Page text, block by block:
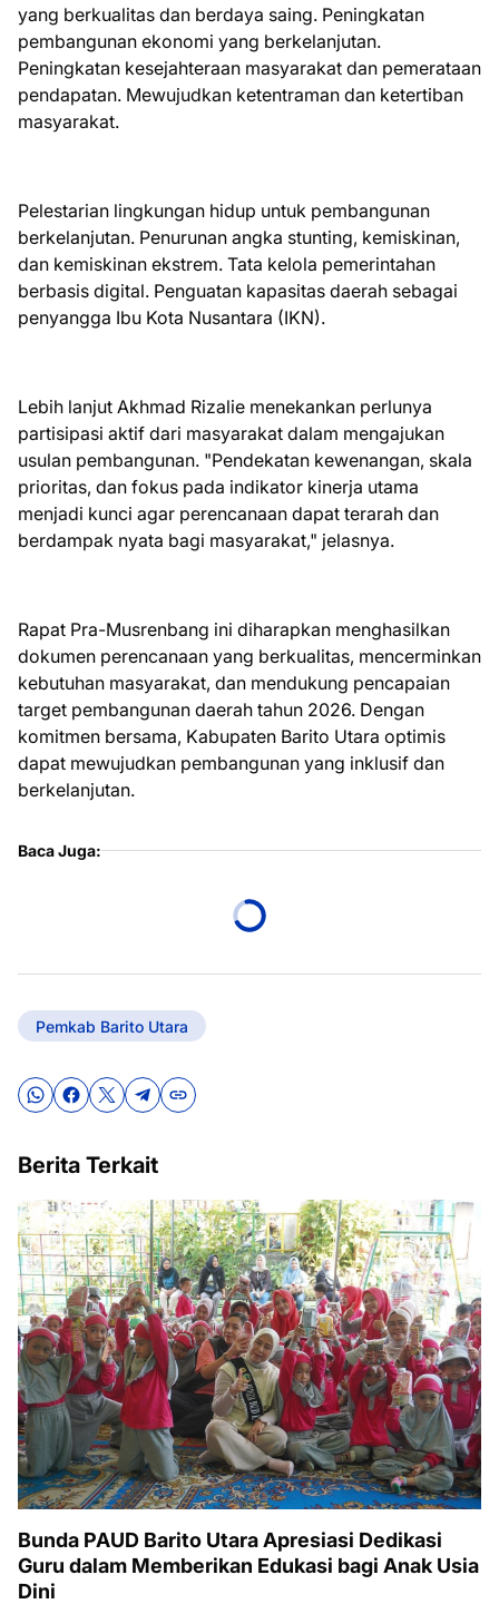
yang berkualitas dan berdaya saing. Peningkatan
pembangunan ekonomi yang berkelanjutan.
Peningkatan kesejahteraan masyarakat dan pemerataan
pendapatan. Mewujudkan ketentraman dan ketertiban
masyarakat.
Pelestarian lingkungan hidup untuk pembangunan
berkelanjutan. Penurunan angka stunting, kemiskinan,
dan kemiskinan ekstrem. Tata kelola pemerintahan
berbasis digital. Penguatan kapasitas daerah sebagai
penyangga Ibu Kota Nusantara (IKN).
Lebih lanjut Akhmad Rizalie menekankan perlunya
partisipasi aktif dari masyarakat dalam mengajukan
usulan pembangunan. "Pendekatan kewenangan, skala
prioritas, dan fokus pada indikator kinerja utama
menjadi kunci agar perencanaan dapat terarah dan
berdampak nyata bagi masyarakat," jelasnya.
Rapat Pra-Musrenbang ini diharapkan menghasilkan
dokumen perencanaan yang berkualitas, mencerminkan
kebutuhan masyarakat, dan mendukung pencapaian
target pembangunan daerah tahun 2026. Dengan
komitmen bersama, Kabupaten Barito Utara optimis
dapat mewujudkan pembangunan yang inklusif dan
berkelanjutan.
Baca Juga:
Pemkab Barito Utara
Berita Terkait
Bunda PAUD Barito Utara Apresiasi Dedikasi
Guru dalam Memberikan Edukasi bagi Anak Usia
Dini